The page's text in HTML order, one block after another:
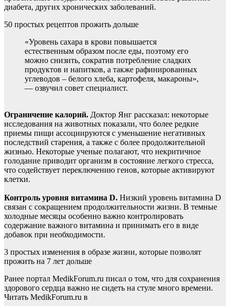
диабета, других хронических заболеваний.
50 простых рецептов прожить дольше
«Уровень сахара в крови повышается
естественным образом после еды, поэтому его
можно снизить, сократив потребление сладких
продуктов и напитков, а также рафинированных
углеводов – белого хлеба, картофеля, макароны»,
— озвучил совет специалист.
Ограничение калорий. Доктор Янг рассказал: некоторые
исследования на животных показали, что более редкие
приемы пищи ассоциируются с уменьшение негативных
последствий старения, а также с более продолжительной
жизнью. Некоторые ученые полагают, что некритичное
голодание приводит организм в состояние легкого стресса,
что содействует переключению генов, которые активируют
клетки.
Контроль уровня витамина D. Низкий уровень витамина D
связан с сокращением продолжительности жизни. В темные
холодные месяцы особенно важно контролировать
содержание важного витамина и принимать его в виде
добавок при необходимости.
3 простых изменения в образе жизни, которые позволят
прожить на 7 лет дольше
Ранее портал MedikForum.ru писал о том, что для сохранения
здорового сердца важно не сидеть на стуле много времени.
Читать MedikForum.ru в